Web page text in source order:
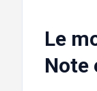
Le
Note